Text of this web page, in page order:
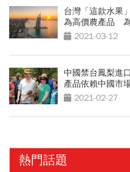
台灣「這款水果
為高價農產品
2021-03-12
中國禁台鳳梨進
產品依賴中國市
2021-02-27
熱門話題